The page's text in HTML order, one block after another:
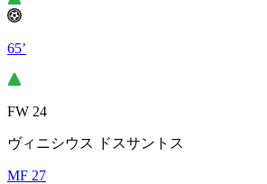
65’
FW 24
ヴィニシウス ドスサントス
MF 27